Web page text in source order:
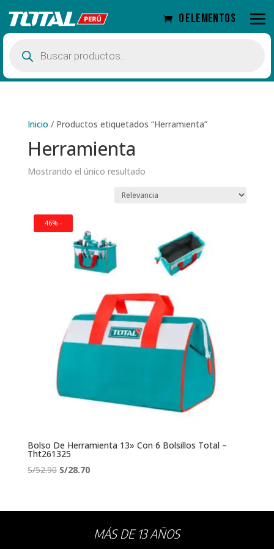
0 elementos
productos
Inicio / Productos etiquetados “Herramienta”
Herramienta
Mostrando el único resultado
46% -
Bolso De Herramienta 13» Con 6 Bolsillos Total –
Tht261325
S/52.90 El
era:
S/28.70El
es:
S/28.70.
MÁS DE 13 AÑOS